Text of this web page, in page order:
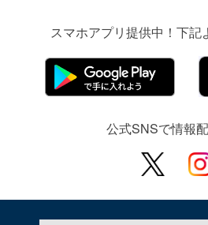
スマホアプリ提供中！下記
公式SNSで情報